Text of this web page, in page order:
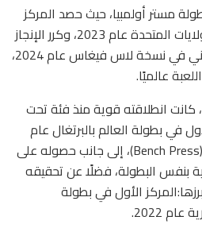
مستر أولمبيا، حيث حصد المركز
الثاني في نسخة أورلاندو بالولايات المتحدة عام 2023، وكرر الإنجاز
ذاته بحصوله على المركز الثاني في نسخة لاس فيغاس عام 2024،
عالميًا.
انطلاقته قوية منذ فئة تحت
في بطولة العالم بالبرتغال عام
2021 في منافسات الضغط (Bench Press)، إلى جانب حصوله على
بنفس البطولة، فضلًا عن تحقيقه
الأول في بطولة
2022.